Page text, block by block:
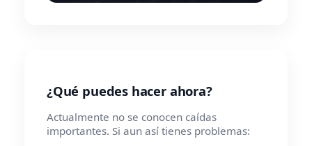
¿Qué puedes hacer ahora?
Actualmente no se conocen caídas
importantes. Si aun así tienes problemas: